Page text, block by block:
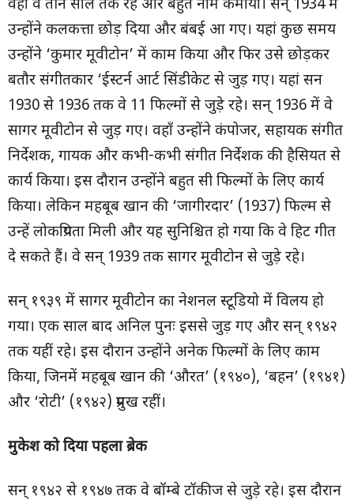
वहां वे तीन साल तक रहे और बहुत नाम कमाया। सन् 1934 में
उन्होंने कलकत्ता छोड़ दिया और बंबई आ गए। यहां कुछ समय
उन्होंने ‘कुमार मूवीटोन’ में काम किया और फिर उसे छोड़कर
बतौर संगीतकार ‘ईस्टर्न आर्ट सिंडीकेट से जुड़ गए। यहां सन
1930 से 1936 तक वे 11 फिल्मों से जुड़े रहे। सन् 1936 में वे
सागर मूवीटोन से जुड़ गए। वहाँ उन्होंने कंपोजर, सहायक संगीत
निर्देशक, गायक और कभी-कभी संगीत निर्देशक की हैसियत से
कार्य किया। इस दौरान उन्होंने बहुत सी फिल्मों के लिए कार्य
किया। लेकिन महबूब खान की ‘जागीरदार’ (1937) फिल्म से
उन्हें लोकप्रियता मिली और यह सुनिश्चित हो गया कि वे हिट गीत
दे सकते हैं। वे सन् 1939 तक सागर मूवीटोन से जुड़े रहे।
सन् १९३९ में सागर मूवीटोन का नेशनल स्टूडियो में विलय हो
गया। एक साल बाद अनिल पुनः इससे जुड़ गए और सन् १९४२
तक यहीं रहे। इस दौरान उन्होंने अनेक फिल्मों के लिए काम
किया, जिनमें महबूब खान की ‘औरत’ (१९४०), ‘बहन’ (१९४१)
और ‘रोटी’ (१९४२) प्रमुख रहीं।
मुकेश को दिया पहला ब्रेक
सन् १९४२ से १९४७ तक वे बॉम्बे टॉकीज से जुड़े रहे। इस दौरान